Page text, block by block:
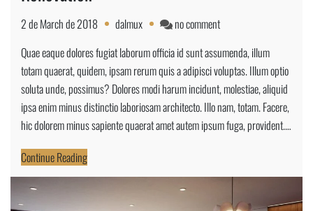
2 de March de 2018 dalmux no commenton
Measuring
Size
Wood
For
Renovation
Quae eaque dolores fugiat laborum officia id sunt assumenda, illum
totam quaerat, quidem, ipsam rerum quis a adipisci voluptas. Illum optio
soluta unde, possimus? Dolores modi harum incidunt, molestiae, aliquid
ipsa enim minus distinctio laboriosam architecto. Illo nam, totam. Facere,
hic dolorem minus sapiente quaerat amet autem ipsum fuga, provident.…
Continue Reading